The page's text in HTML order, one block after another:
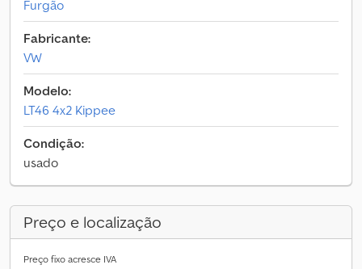
Furgão
Fabricante:
VW
Modelo:
LT46 4x2 Kippee
Condição:
usado
Preço e localização
Preço fixo acresce IVA